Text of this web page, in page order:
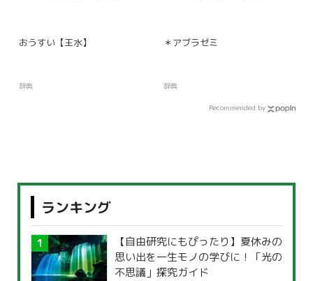
おうすい【王水】
辞典
＊アブラゼミ
辞典
Recommended by
ランキング
【自由研究にもぴったり】夏休みの
思い出を一生モノの学びに！「光の
不思議」探究ガイド